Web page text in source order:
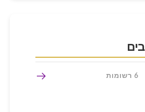
6 רשומות